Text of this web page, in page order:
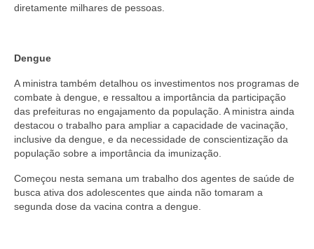
diretamente milhares de pessoas.
Dengue
A ministra também detalhou os investimentos nos programas de
combate à dengue, e ressaltou a importância da participação
das prefeituras no engajamento da população. A ministra ainda
destacou o trabalho para ampliar a capacidade de vacinação,
inclusive da dengue, e da necessidade de conscientização da
população sobre a importância da imunização.
Começou nesta semana um trabalho dos agentes de saúde de
busca ativa dos adolescentes que ainda não tomaram a
segunda dose da vacina contra a dengue.